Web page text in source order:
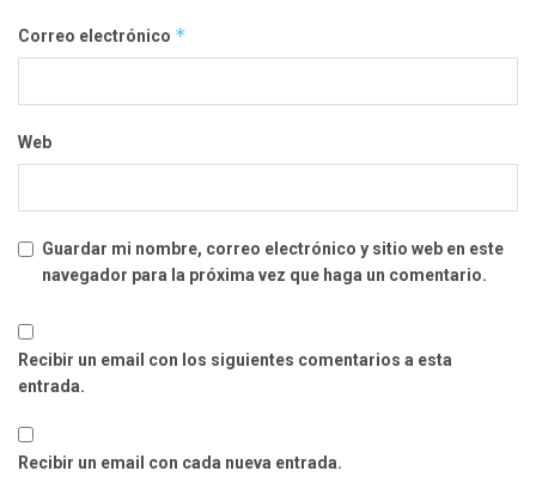
Correo electrónico *
Web
Guardar mi nombre, correo electrónico y sitio web en este
navegador para la próxima vez que haga un comentario.
Recibir un email con los siguientes comentarios a esta
entrada.
Recibir un email con cada nueva entrada.